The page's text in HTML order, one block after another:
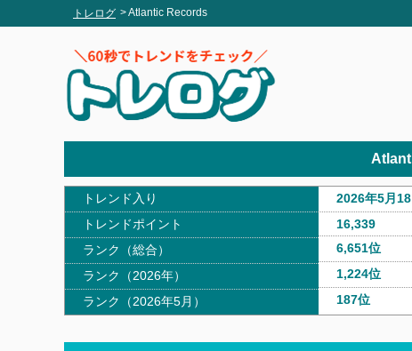
トレログ > Atlantic Records
トレンド入り
トレンドポイント
ランク（総合）
ランク（2026年）
ランク（2026年5月）
2026年5月18
16,339
6,651位
1,224位
187位